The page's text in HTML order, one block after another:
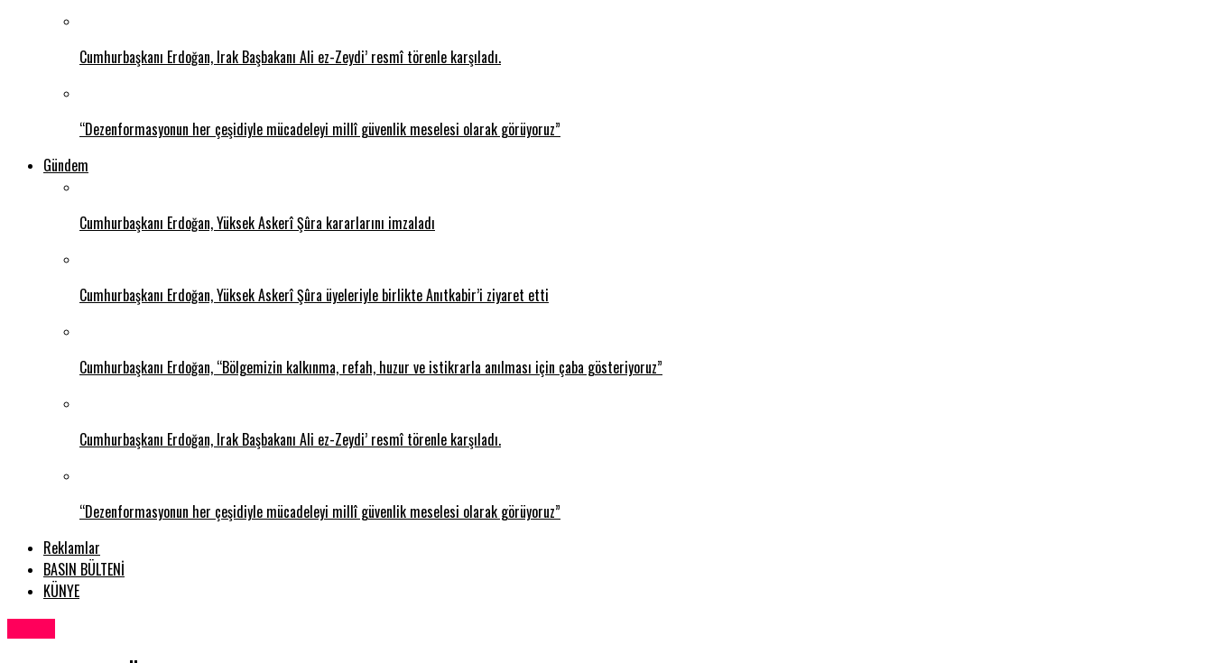
Cumhurbaşkanı Erdoğan, Irak Başbakanı Ali ez-Zeydi’ resmî törenle karşıladı.
“Dezenformasyonun her çeşidiyle mücadeleyi millî güvenlik meselesi olarak görüyoruz”
Gündem
Cumhurbaşkanı Erdoğan, Yüksek Askerî Şûra kararlarını imzaladı
Cumhurbaşkanı Erdoğan, Yüksek Askerî Şûra üyeleriyle birlikte Anıtkabir’i ziyaret etti
Cumhurbaşkanı Erdoğan, “Bölgemizin kalkınma, refah, huzur ve istikrarla anılması için çaba gösteriyoruz”
Cumhurbaşkanı Erdoğan, Irak Başbakanı Ali ez-Zeydi’ resmî törenle karşıladı.
“Dezenformasyonun her çeşidiyle mücadeleyi millî güvenlik meselesi olarak görüyoruz”
Reklamlar
BASIN BÜLTENİ
KÜNYE